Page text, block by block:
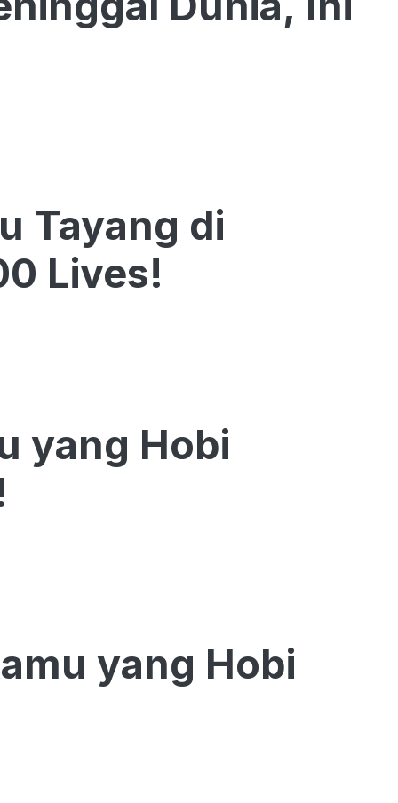
Tayang di
Lives!
yang Hobi
yang Hobi